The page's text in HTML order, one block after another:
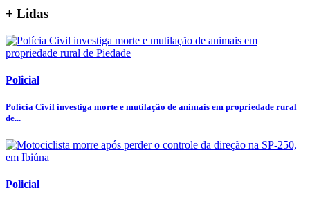
+ Lidas
Policial
Polícia Civil investiga morte e mutilação de animais em propriedade rural
de...
Policial